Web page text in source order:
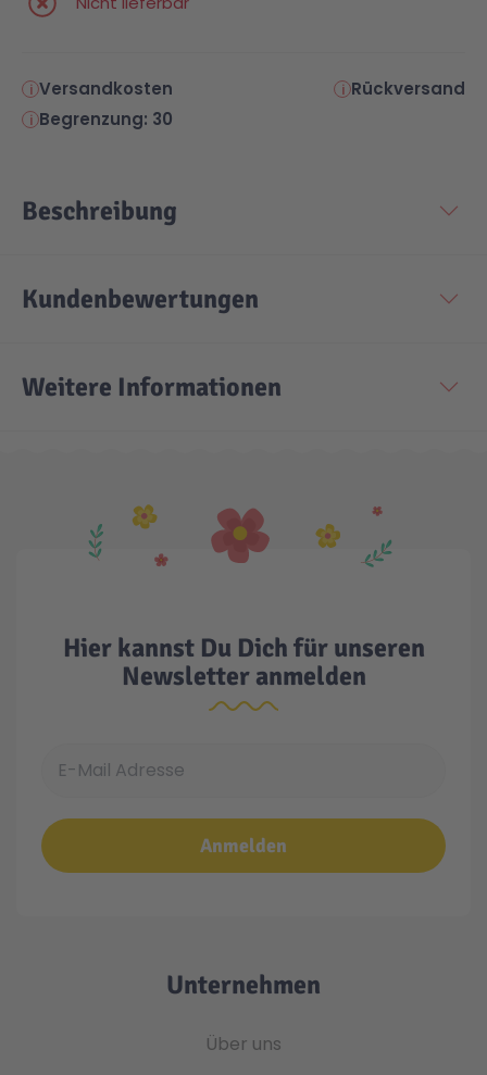
Versandkosten
Rückversand
Begrenzung: 30
Beschreibung
Kundenbewertungen
Weitere Informationen
Hier kannst Du Dich für unseren
Newsletter anmelden
Anmelden
Unternehmen
Über uns